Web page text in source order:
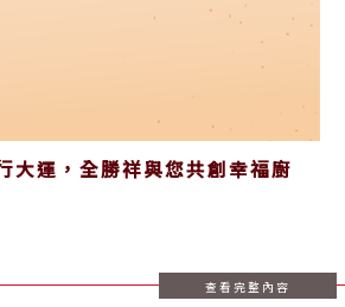
大運，全勝祥與您共創幸福廚
查看完整內容